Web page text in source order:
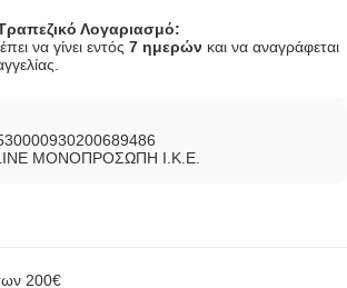
Λογαριασμό:
να γίνει εντός 7 ημερών και να αναγράφεται
LINE ΜΟΝΟΠΡΟΣΩΠΗ Ι.Κ.Ε.
200€